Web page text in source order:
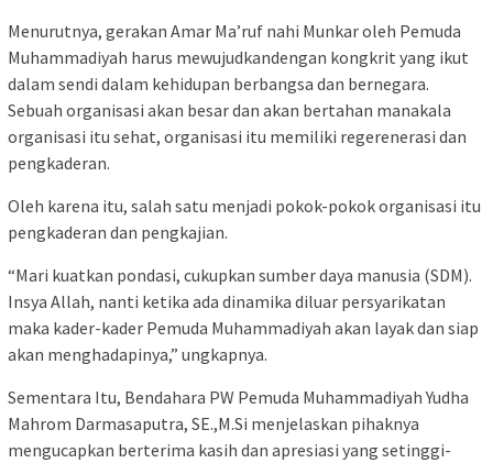
Menurutnya, gerakan Amar Ma’ruf nahi Munkar oleh Pemuda
Muhammadiyah harus mewujudkandengan kongkrit yang ikut
dalam sendi dalam kehidupan berbangsa dan bernegara.
Sebuah organisasi akan besar dan akan bertahan manakala
organisasi itu sehat, organisasi itu memiliki regerenerasi dan
pengkaderan.
Oleh karena itu, salah satu menjadi pokok-pokok organisasi itu
pengkaderan dan pengkajian.
“Mari kuatkan pondasi, cukupkan sumber daya manusia (SDM).
Insya Allah, nanti ketika ada dinamika diluar persyarikatan
maka kader-kader Pemuda Muhammadiyah akan layak dan siap
akan menghadapinya,” ungkapnya.
Sementara Itu, Bendahara PW Pemuda Muhammadiyah Yudha
Mahrom Darmasaputra, SE.,M.Si menjelaskan pihaknya
mengucapkan berterima kasih dan apresiasi yang setinggi-